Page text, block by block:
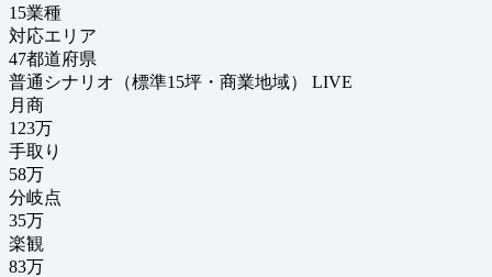
15業種
対応エリア
47都道府県
普通シナリオ（標準15坪・商業地域）
LIVE
月商
123万
手取り
58万
分岐点
35万
楽観
83万